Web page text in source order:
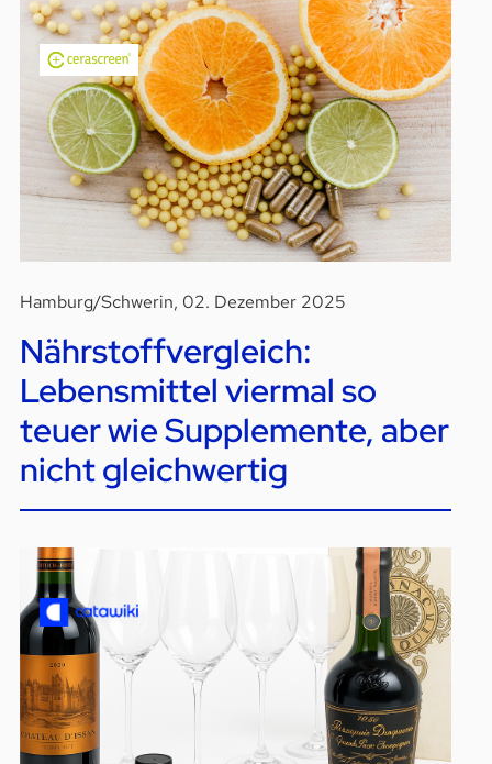
Hamburg/Schwerin, 02. Dezember 2025
Nährstoffvergleich:
Lebensmittel viermal so
teuer wie Supplemente, aber
nicht gleichwertig